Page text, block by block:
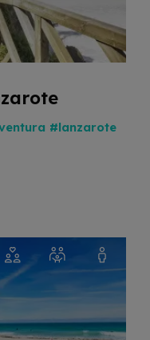
#lanzarote